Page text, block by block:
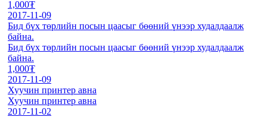
1,000₮
2017-11-09
Бид бүх төрлийн посын цаасыг бөөний үнээр худалдаалж
байна.
Бид бүх төрлийн посын цаасыг бөөний үнээр худалдаалж
байна.
1,000₮
2017-11-09
Хуучин принтер авна
Хуучин принтер авна
2017-11-02